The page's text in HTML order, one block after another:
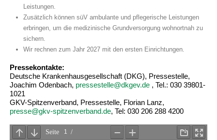
Leistungen.
Zusätzlich können süV ambulante und pflegerische Leistungen
erbringen, um die medizinische Grundversorgung wohnortnah zu
sichern.
Wir rechnen zum Jahr 2027 mit den ersten Einrichtungen.
Pressekontakte:
Deutsche Krankenhausgesellschaft (DKG), Pressestelle,
Joachim Odenbach, pressestelle@dkgev.de , Tel.: 030 39801-
1021
GKV-Spitzenverband, Pressestelle, Florian Lanz,
presse@gkv-spitzenverband.de, Tel: 030 206 288 4200